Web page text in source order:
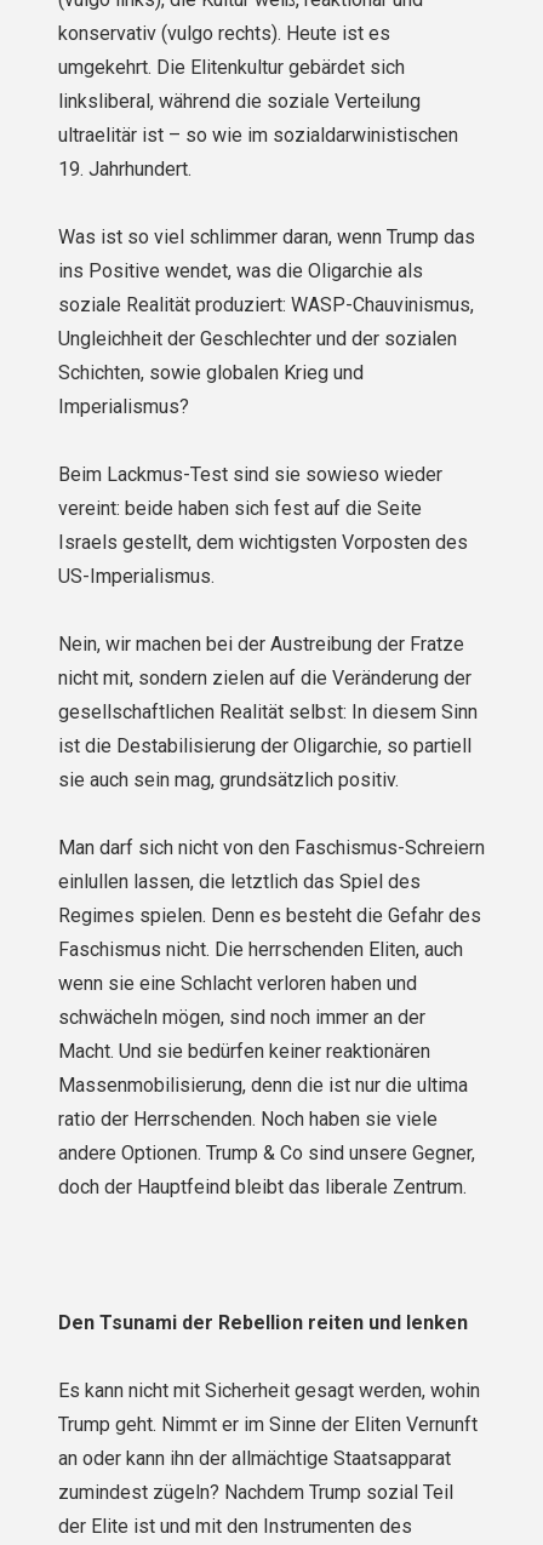
konservativ (vulgo rechts). Heute ist es
umgekehrt. Die Elitenkultur gebärdet sich
linksliberal, während die soziale Verteilung
ultraelitär ist – so wie im sozialdarwinistischen
19. Jahrhundert.
Was ist so viel schlimmer daran, wenn Trump das
ins Positive wendet, was die Oligarchie als
soziale Realität produziert: WASP-Chauvinismus,
Ungleichheit der Geschlechter und der sozialen
Schichten, sowie globalen Krieg und
Imperialismus?
Beim Lackmus-Test sind sie sowieso wieder
vereint: beide haben sich fest auf die Seite
Israels gestellt, dem wichtigsten Vorposten des
US-Imperialismus.
Nein, wir machen bei der Austreibung der Fratze
nicht mit, sondern zielen auf die Veränderung der
gesellschaftlichen Realität selbst: In diesem Sinn
ist die Destabilisierung der Oligarchie, so partiell
sie auch sein mag, grundsätzlich positiv.
Man darf sich nicht von den Faschismus-Schreiern
einlullen lassen, die letztlich das Spiel des
Regimes spielen. Denn es besteht die Gefahr des
Faschismus nicht. Die herrschenden Eliten, auch
wenn sie eine Schlacht verloren haben und
schwächeln mögen, sind noch immer an der
Macht. Und sie bedürfen keiner reaktionären
Massenmobilisierung, denn die ist nur die ultima
ratio der Herrschenden. Noch haben sie viele
andere Optionen. Trump & Co sind unsere Gegner,
doch der Hauptfeind bleibt das liberale Zentrum.
Den Tsunami der Rebellion reiten und lenken
Es kann nicht mit Sicherheit gesagt werden, wohin
Trump geht. Nimmt er im Sinne der Eliten Vernunft
an oder kann ihn der allmächtige Staatsapparat
zumindest zügeln? Nachdem Trump sozial Teil
der Elite ist und mit den Instrumenten des